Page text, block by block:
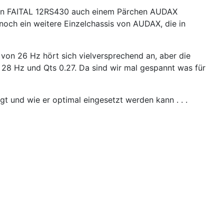
12RS430 auch einem Pärchen AUDAX
ein weitere Einzelchassis von AUDAX, die in
26 Hz hört sich vielversprechend an, aber die
Hz und Qts 0.27. Da sind wir mal gespannt was für
und wie er optimal eingesetzt werden kann . . .